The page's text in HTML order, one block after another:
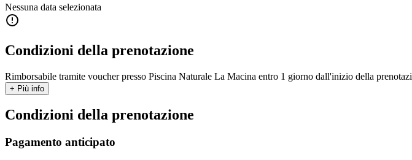
Nessuna data selezionata
Condizioni della prenotazione
Rimborsabile tramite voucher presso Piscina Naturale La Macina entro 1 giorno dall'inizio della
+ Più info
Condizioni della prenotazione
Pagamento anticipato